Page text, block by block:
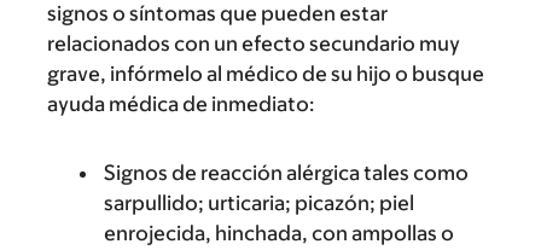
signos o síntomas que pueden estar
relacionados con un efecto secundario muy
grave, infórmelo al médico de su hijo o busque
ayuda médica de inmediato:
Signos de reacción alérgica tales como
sarpullido; urticaria; picazón; piel
enrojecida, hinchada, con ampollas o